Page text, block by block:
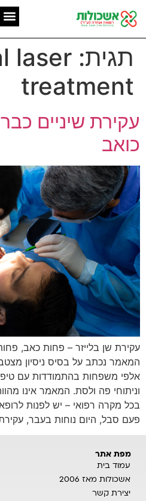
תגית: laser
treatment
עקירת שיניים
כואב
עקירת שן בלייזר – פחות כאב,
המאמר נכתב על בסיס ניסיון
אלפי משפחות בהתמודדות עם
וניתוחי פה ולסת. המאמר אינו
בכל מקרה רפואי – יש לפנות
פעם סבל, היום נוחות בעבר,
מפת אתר
עמוד בית
אשכולות מאז 2006
יצירת קשר